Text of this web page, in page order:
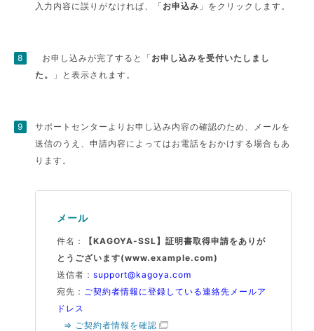
入力内容に誤りがなければ、「 お申込み 」をクリックします。
お申し込みが完了すると「 お申し込みを受付いたしまし
た。
」と表示されます。
サポートセンターよりお申し込み内容の確認のため、メールを
送信のうえ、申請内容によってはお電話をおかけする場合もあ
ります。
メール
件名：
【KAGOYA-SSL】証明書取得申請をありが
とうございます(www.example.com)
送信者：support@kagoya.com
宛先： ご契約者情報に登録している連絡先メールア
ドレス
⇒ ご契約者情報を確認